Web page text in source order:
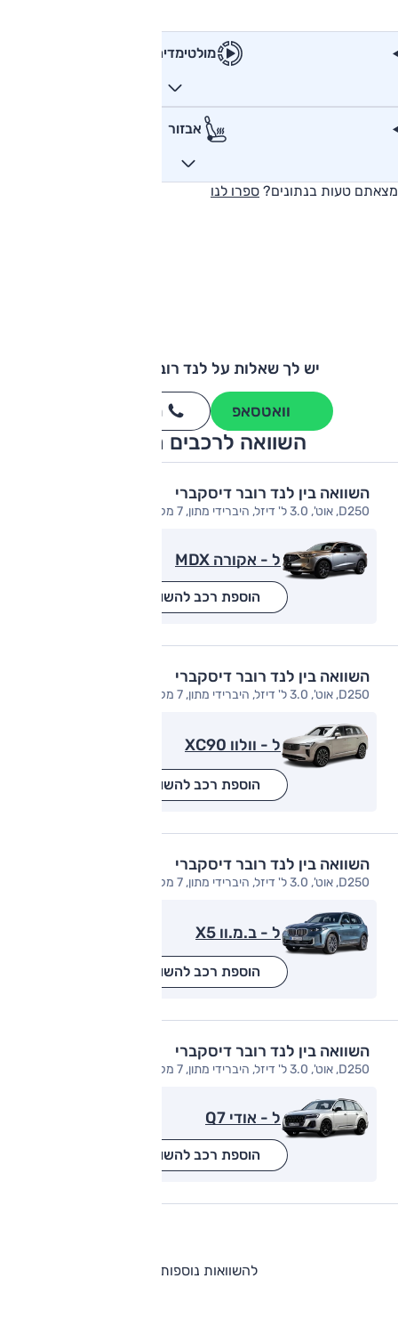
מולטימדיה
אבזור
מצאתם טעות בנתונים? ספרו לנו
יש לך שאלות על לנד רובר דיסקברי?
וואטסאפ חייגו
השוואה לרכבים מתחרים
השוואה בין לנד רובר דיסקברי
D250, אוט', 3.0 ל' דיזל, היברידי מתון, 7 מק', R-Dynamic SE, 4x4
ל - אקורה MDX
הוספת רכב להשוואה
השוואה בין לנד רובר דיסקברי
D250, אוט', 3.0 ל' דיזל, היברידי מתון, 7 מק', R-Dynamic SE, 4x4
ל - וולוו XC90
הוספת רכב להשוואה
השוואה בין לנד רובר דיסקברי
D250, אוט', 3.0 ל' דיזל, היברידי מתון, 7 מק', R-Dynamic SE, 4x4
ל - ב.מ.וו X5
הוספת רכב להשוואה
השוואה בין לנד רובר דיסקברי
D250, אוט', 3.0 ל' דיזל, היברידי מתון, 7 מק', R-Dynamic SE, 4x4
ל - אודי Q7
הוספת רכב להשוואה
להשוואות נוספות